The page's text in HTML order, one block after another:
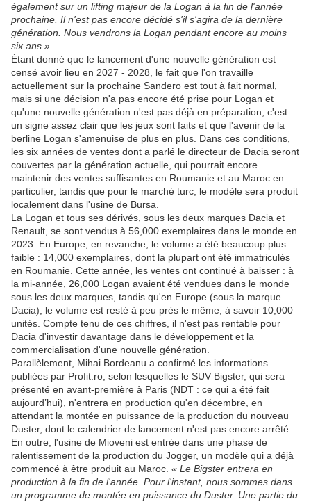
également sur un lifting majeur de la Logan à la fin de l'année
prochaine. Il n'est pas encore décidé s'il s'agira de la dernière
génération. Nous vendrons la Logan pendant encore au moins
six ans »
Étant donné que le lancement d'une nouvelle génération est
censé avoir lieu en 2027 - 2028, le fait que l'on travaille
actuellement sur la prochaine Sandero est tout à fait normal,
mais si une décision n'a pas encore été prise pour Logan et
qu'une nouvelle génération n'est pas déjà en préparation, c'est
un signe assez clair que les jeux sont faits et que l'avenir de la
berline Logan s'amenuise de plus en plus. Dans ces conditions,
les six années de ventes dont a parlé le directeur de Dacia seront
couvertes par la génération actuelle, qui pourrait encore
maintenir des ventes suffisantes en Roumanie et au Maroc en
particulier, tandis que pour le marché turc, le modèle sera produit
localement dans l'usine de Bursa.
La Logan et tous ses dérivés, sous les deux marques Dacia et
Renault, se sont vendus à 56,000 exemplaires dans le monde en
2023. En Europe, en revanche, le volume a été beaucoup plus
faible : 14,000 exemplaires, dont la plupart ont été immatriculés
en Roumanie. Cette année, les ventes ont continué à baisser : à
la mi-année, 26,000 Logan avaient été vendues dans le monde
sous les deux marques, tandis qu'en Europe (sous la marque
Dacia), le volume est resté à peu près le même, à savoir 10,000
unités. Compte tenu de ces chiffres, il n'est pas rentable pour
Dacia d'investir davantage dans le développement et la
commercialisation d'une nouvelle génération.
Parallèlement, Mihai Bordeanu a confirmé les informations
publiées par Profit.ro, selon lesquelles le SUV Bigster, qui sera
présenté en avant-première à Paris (NDT : ce qui a été fait
aujourd’hui), n'entrera en production qu'en décembre, en
attendant la montée en puissance de la production du nouveau
Duster, dont le calendrier de lancement n'est pas encore arrêté.
En outre, l'usine de Mioveni est entrée dans une phase de
ralentissement de la production du Jogger, un modèle qui a déjà
commencé à être produit au Maroc. « Le Bigster entrera en
production à la fin de l'année. Pour l'instant, nous sommes dans
un programme de montée en puissance du Duster. Une partie du